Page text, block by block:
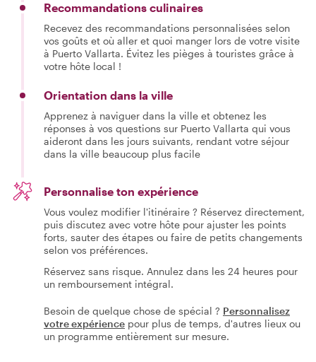
Recommandations culinaires
Recevez des recommandations personnalisées selon
vos goûts et où aller et quoi manger lors de votre visite
à Puerto Vallarta. Évitez les pièges à touristes grâce à
votre hôte local !
Orientation dans la ville
Apprenez à naviguer dans la ville et obtenez les
réponses à vos questions sur Puerto Vallarta qui vous
aideront dans les jours suivants, rendant votre séjour
dans la ville beaucoup plus facile
Personnalise ton expérience
Vous voulez modifier l'itinéraire ? Réservez directement,
puis discutez avec votre hôte pour ajuster les points
forts, sauter des étapes ou faire de petits changements
selon vos préférences.
Réservez sans risque. Annulez dans les 24 heures pour
un remboursement intégral.
Besoin de quelque chose de spécial ? Personnalisez
votre expérience pour plus de temps, d'autres lieux ou
un programme entièrement sur mesure.